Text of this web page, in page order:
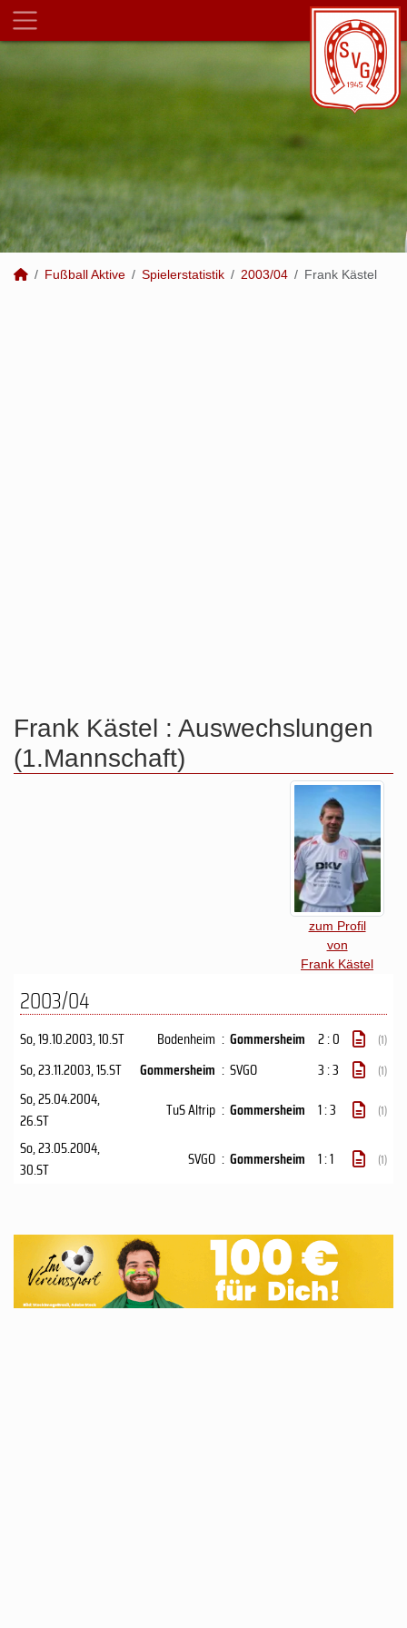
Fußball Aktive Spielerstatistik 2003/04 Frank Kästel
Frank Kästel : Auswechslungen
(1.Mannschaft)
zum Profil
von
Frank Kästel
2003/04
So, 19.10.2003, 10.ST Bodenheim : Gommersheim 2 : 0 (1)
So, 23.11.2003, 15.ST Gommersheim : SVGO 3 : 3 (1)
So, 25.04.2004,
26.ST
TuS Altrip : Gommersheim 1 : 3 (1)
So, 23.05.2004,
30.ST
SVGO : Gommersheim 1 : 1 (1)